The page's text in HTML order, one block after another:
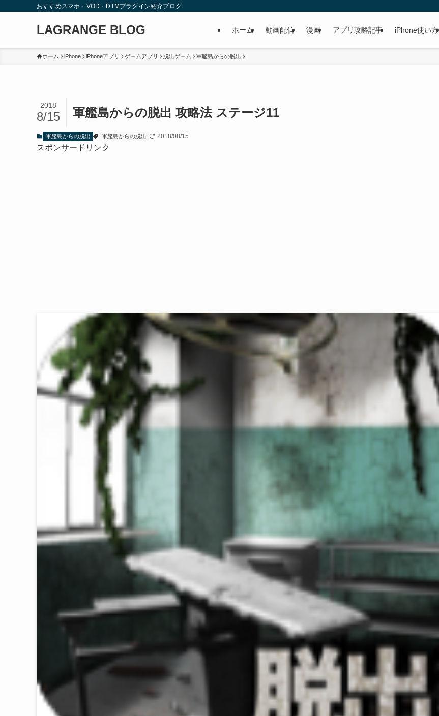
おすすめスマホ・VOD・DTMプラグイン紹介ブログ
LAGRANGE BLOG ホーム 動画配信 漫画 アプリ攻略記事 iPhone使い方
ホーム iPhone iPhoneアプリ ゲームアプリ 脱出ゲーム 軍艦島からの脱出
軍艦島からの脱出 攻略法 ステージ11
2018
8/15
軍艦島からの脱出 軍艦島からの脱出 2018/08/15
スポンサードリンク